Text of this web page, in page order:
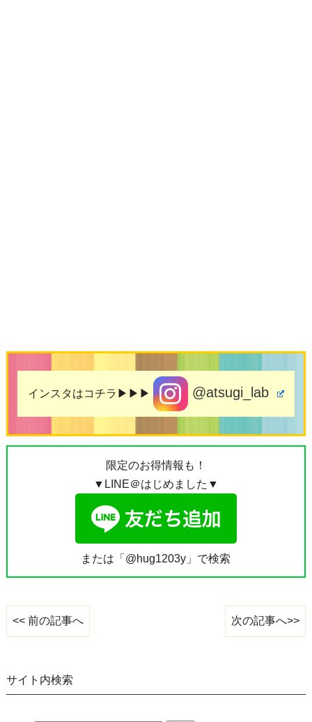
インスタはコチラ▶▶▶ @atsugi_lab
限定のお得情報も！
▼LINE＠はじめました▼
または「@hug1203y」で検索
<< 前の記事へ 次の記事へ>>
サイト内検索